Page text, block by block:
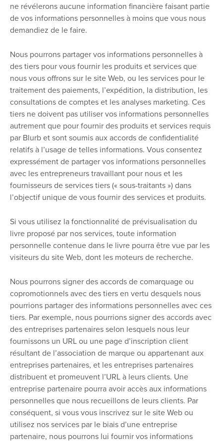
ne révélerons aucune information financière faisant partie
de vos informations personnelles à moins que vous nous
demandiez de le faire.
Nous pourrons partager vos informations personnelles à
des tiers pour vous fournir les produits et services que
nous vous offrons sur le site Web, ou les services pour le
traitement des paiements, l’expédition, la distribution, les
consultations de comptes et les analyses marketing. Ces
tiers ne doivent pas utiliser vos informations personnelles
autrement que pour fournir des produits et services requis
par Blurb et sont soumis aux accords de confidentialité
relatifs à l’usage de telles informations. Vous consentez
expressément de partager vos informations personnelles
avec les entrepreneurs travaillant pour nous et les
fournisseurs de services tiers (« sous-traitants ») dans
l’objectif unique de vous fournir des services et produits.
Si vous utilisez la fonctionnalité de prévisualisation du
livre proposé par nos services, toute information
personnelle contenue dans le livre pourra être vue par les
visiteurs du site Web, dont les moteurs de recherche.
Nous pourrons signer des accords de comarquage ou
copromotionnels avec des tiers en vertu desquels nous
pourrions partager des informations personnelles avec ces
tiers. Par exemple, nous pourrions signer des accords avec
des entreprises partenaires selon lesquels nous leur
fournissons un URL ou une page d’inscription client
résultant de l’association de marque ou appartenant aux
entreprises partenaires, et les entreprises partenaires
distribuent et promeuvent l’URL à leurs clients. Une
entreprise partenaire pourra avoir accès aux informations
personnelles que nous recueillons de leurs clients. Par
conséquent, si vous vous inscrivez sur le site Web ou
utilisez nos services par le biais d’une entreprise
partenaire, nous pourrons lui fournir vos informations